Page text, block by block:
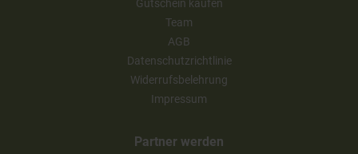
Gutschein kaufen
Team
AGB
Datenschutzrichtlinie
Widerrufsbelehrung
Impressum
Partner werden